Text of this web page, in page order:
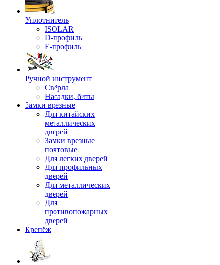
Уплотнитель
ISOLAR
D-профиль
Е-профиль
Ручной инструмент
Свёрла
Насадки, биты
Замки врезные
Для китайских
металлических
дверей
Замки врезные
почтовые
Для легких дверей
Для профильных
дверей
Для металлических
дверей
Для
противопожарных
дверей
Крепёж